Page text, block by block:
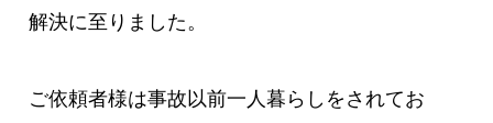
解決に至りました。
ご依頼者様は事故以前一人暮らしをされてお